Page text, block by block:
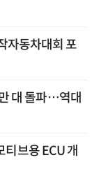
자동차대회 포
대 돌파…역대
브용 ECU 개